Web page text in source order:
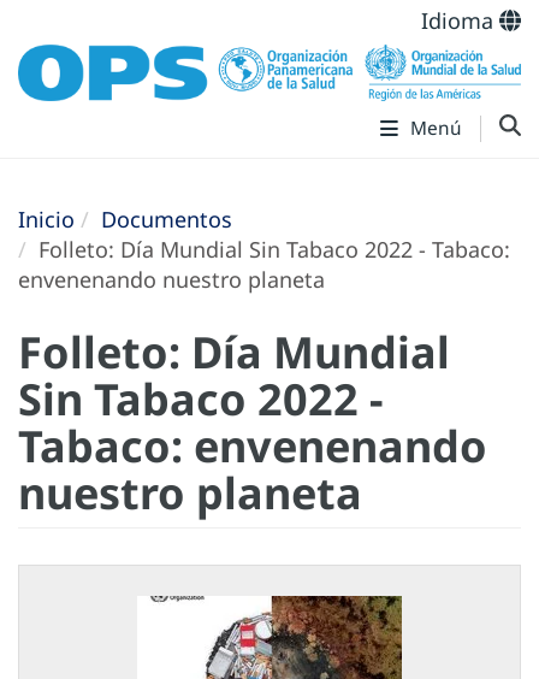
Idioma
Menú
Inicio
Documentos
Folleto: Día Mundial Sin Tabaco 2022 - Tabaco:
envenenando nuestro planeta
Folleto: Día Mundial
Sin Tabaco 2022 -
Tabaco: envenenando
nuestro planeta